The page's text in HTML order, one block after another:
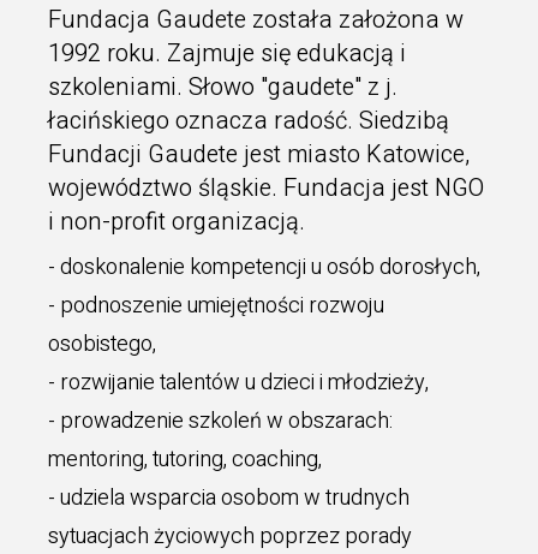
Fundacja Gaudete została założona w
1992 roku. Zajmuje się edukacją i
szkoleniami. Słowo "gaudete" z j.
łacińskiego oznacza radość. Siedzibą
Fundacji Gaudete jest miasto Katowice,
województwo śląskie. Fundacja jest NGO
i non-profit organizacją.
- doskonalenie kompetencji u osób dorosłych,
- podnoszenie umiejętności rozwoju
osobistego,
- rozwijanie talentów u dzieci i młodzieży,
- prowadzenie szkoleń w obszarach:
mentoring, tutoring, coaching,
- udziela wsparcia osobom w trudnych
sytuacjach życiowych poprzez porady